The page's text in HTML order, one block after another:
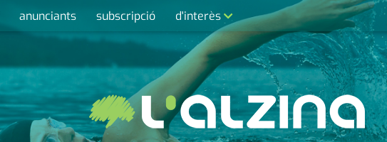
anunciants subscripció d'interès
contacte
farmàcies
telèfons
calendari